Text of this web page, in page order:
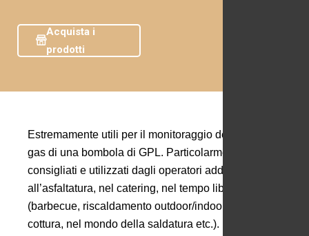
Acquista i
prodotti
Estremamente utili per il monitoraggio della riserva
gas di una bombola di GPL. Particolarmente
consigliati e utilizzati dagli operatori addetti
all’asfaltatura, nel catering, nel tempo libero
(barbecue, riscaldamento outdoor/indoor, nella
cottura, nel mondo della saldatura etc.).